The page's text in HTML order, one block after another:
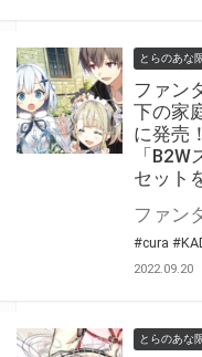
とらのあな
ファン
下の家
に発売
「
セット
#cura
2022.09.20
とらのあな